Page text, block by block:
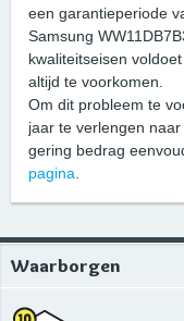
een garantieperiode
Samsung
kwaliteitseisen
altijd te voorkomen.
Om dit probleem te
jaar te verlengen
gering bedrag
pagina
Waarborgen